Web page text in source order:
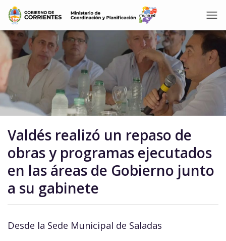
Valdés realizó un repaso de
obras y programas ejecutados
en las áreas de Gobierno junto
a su gabinete
Desde la Sede Municipal de Saladas